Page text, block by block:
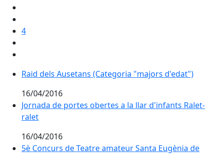
4
Raid dels Ausetans (Categoria "majors d'edat")
16/04/2016
Jornada de portes obertes a la llar d'infants Ralet-
ralet
16/04/2016
5è Concurs de Teatre amateur Santa Eugènia de